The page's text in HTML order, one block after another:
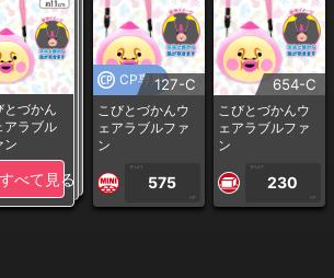
とづかん
アラブル
ン
すべて見る
CP専用127-C
こびとづかんウ
ェアラブルファ
ン
1PLAY
575
CP
654-C
こびとづかんウ
ェアラブルファ
ン
1PLAY
230
CP